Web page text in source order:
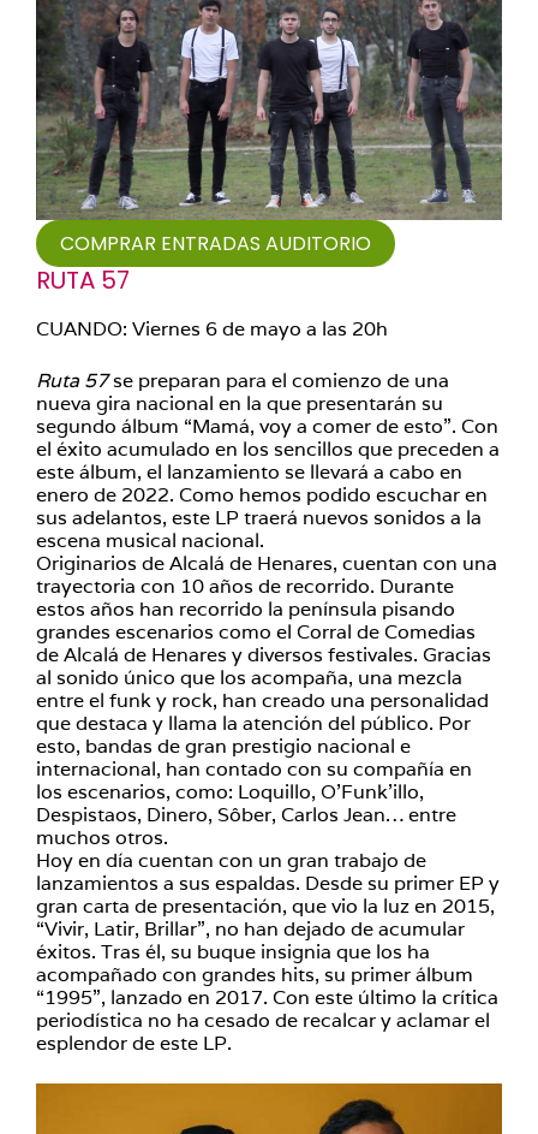
COMPRAR ENTRADAS AUDITORIO
RUTA 57
CUANDO: Viernes 6 de mayo a las 20h
Ruta 57se preparan para el comienzo de una
nueva gira nacional en la que presentarán su
segundo álbum “Mamá, voy a comer de esto”. Con
el éxito acumulado en los sencillos que preceden a
este álbum, el lanzamiento se llevará a cabo en
enero de 2022. Como hemos podido escuchar en
sus adelantos, este LP traerá nuevos sonidos a la
escena musical nacional.
Originarios de Alcalá de Henares, cuentan con una
trayectoria con 10 años de recorrido. Durante
estos años han recorrido la península pisando
grandes escenarios como el Corral de Comedias
de Alcalá de Henares y diversos festivales. Gracias
al sonido único que los acompaña, una mezcla
entre el funk y rock, han creado una personalidad
que destaca y llama la atención del público. Por
esto, bandas de gran prestigio nacional e
internacional, han contado con su compañía en
los escenarios, como: Loquillo, O’Funk’illo,
Despistaos, Dinero, Sôber, Carlos Jean… entre
muchos otros.
Hoy en día cuentan con un gran trabajo de
lanzamientos a sus espaldas. Desde su primer EP y
gran carta de presentación, que vio la luz en 2015,
“Vivir, Latir, Brillar”, no han dejado de acumular
éxitos. Tras él, su buque insignia que los ha
acompañado con grandes hits, su primer álbum
“1995”, lanzado en 2017. Con este último la crítica
periodística no ha cesado de recalcar y aclamar el
esplendor de este LP.